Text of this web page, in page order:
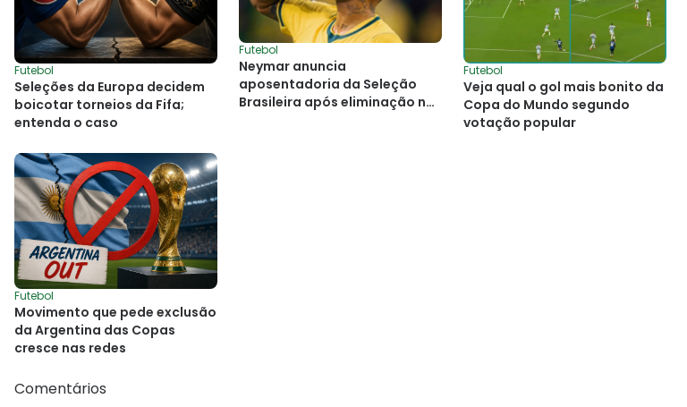
Futebol
Seleções da Europa decidem
boicotar torneios da Fifa;
entenda o caso
Futebol
Neymar anuncia
aposentadoria da Seleção
Brasileira após eliminação na
Futebol
Veja qual o gol mais bonito da
Copa do Mundo segundo
votação popular
Futebol
Movimento que pede exclusão
da Argentina das Copas
cresce nas redes
Comentários